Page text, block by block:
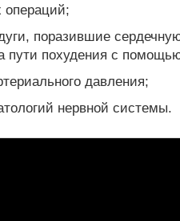
операций;
поразившие
пути похудения с
давления;
нервной системы.